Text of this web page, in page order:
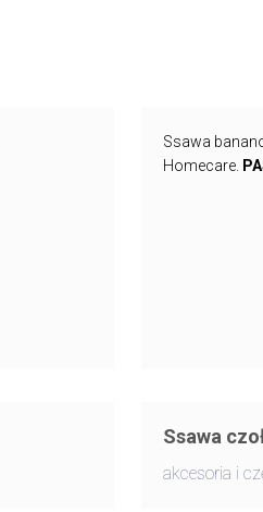
Ssawa
Homecare.
Ssawa
akcesoria i